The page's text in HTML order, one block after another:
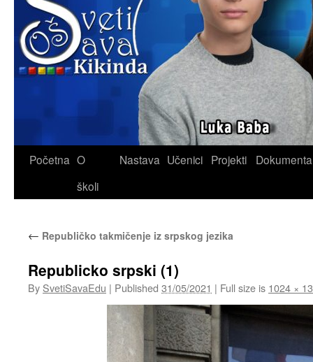
Skip
Početna O
školi
Nastava Učenici Projekti Dokumenta
← Republičko takmičenje iz srpskog jezika
Republicko srpski (1)
By SvetiSavaEdu | Published 31/05/2021 | Full size is 1024 ×